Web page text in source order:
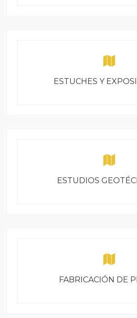
ESTUCHES Y
ESTUDIOS
FABRICACIÓN DE